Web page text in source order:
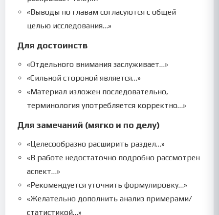
«Выводы по главам согласуются с общей
целью исследования…»
Для достоинств
«Отдельного внимания заслуживает…»
«Сильной стороной является…»
«Материал изложен последовательно,
терминология употребляется корректно…»
Для замечаний (мягко и по делу)
«Целесообразно расширить раздел…»
«В работе недостаточно подробно рассмотрен
аспект…»
«Рекомендуется уточнить формулировку…»
«Желательно дополнить анализ примерами/
статистикой…»